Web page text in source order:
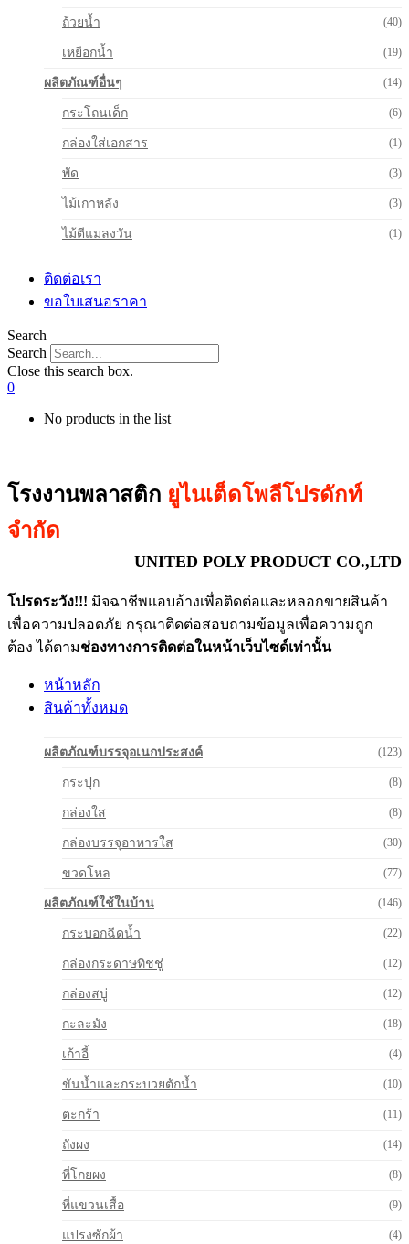
ถ้วยน้ำ (40)
เหยือกน้ำ (19)
ผลิตภัณฑ์อื่นๆ (14)
กระโถนเด็ก (6)
กล่องใส่เอกสาร (1)
พัด (3)
ไม้เกาหลัง (3)
ไม้ตีแมลงวัน (1)
ติดต่อเรา
ขอใบเสนอราคา
Search
Search
Close this search box.
0
No products in the list
โรงงานพลาสติก ยูไนเต็ดโพลีโปรดักท์
จำกัด
UNITED POLY PRODUCT CO.,LTD
โปรดระวัง!!! มิจฉาชีพแอบอ้างเพื่อติดต่อและหลอกขายสินค้า
เพื่อความปลอดภัย กรุณาติดต่อสอบถามข้อมูลเพื่อความถูก
ต้อง ได้ตามช่องทางการติดต่อในหน้าเว็บไซด์เท่านั้น
หน้าหลัก
สินค้าทั้งหมด
ผลิตภัณฑ์บรรจุอเนกประสงค์ (123)
กระปุก (8)
กล่องใส (8)
กล่องบรรจุอาหารใส (30)
ขวดโหล (77)
ผลิตภัณฑ์ใช้ในบ้าน (146)
กระบอกฉีดน้ำ (22)
กล่องกระดาษทิชชู่ (12)
กล่องสบู่ (12)
กะละมัง (18)
เก้าอี้ (4)
ขันน้ำและกระบวยตักน้ำ (10)
ตะกร้า (11)
ถังผง (14)
ที่โกยผง (8)
ที่แขวนเสื้อ (9)
แปรงซักผ้า (4)